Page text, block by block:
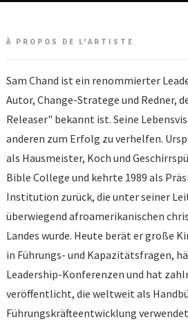
À PROPOS DE L'ARTISTE
Sam Chand ist ein renommierter
Autor, Change-Stratege und Redner,
Releaser" bekannt ist. Seine
anderen zum Erfolg zu verhelfen.
als Hausmeister, Koch und
Bible College und kehrte 1989 als
Institution zurück, die unter seiner
überwiegend afroamerikanischen
Landes wurde. Heute berät er große
in Führungs- und Kapazitätsfragen,
Leadership-Konferenzen und hat
veröffentlicht, die weltweit als
Führungskräfteentwicklung